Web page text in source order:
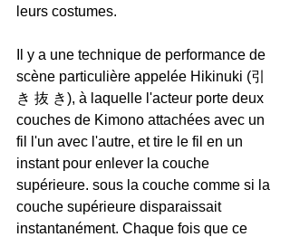
leurs costumes.
Il y a une technique de performance de
scène particulière appelée Hikinuki (引
き 抜 き), à laquelle l'acteur porte deux
couches de Kimono attachées avec un
fil l'un avec l'autre, et tire le fil en un
instant pour enlever la couche
supérieure. sous la couche comme si la
couche supérieure disparaissait
instantanément. Chaque fois que ce